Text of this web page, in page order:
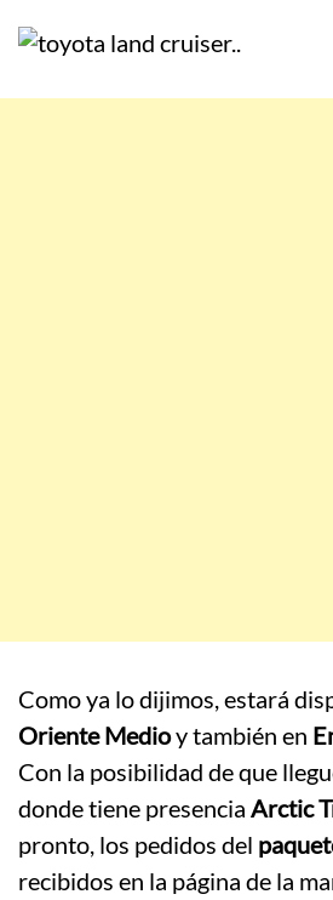
Como ya lo dijimos, estará
Oriente Medioy también en
Con la posibilidad de que
donde tiene presencia Arctic
pronto, los pedidos del
recibidos en la página de la